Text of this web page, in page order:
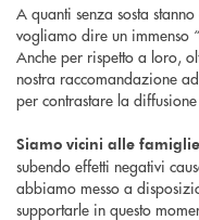
A quanti senza sosta
vogliamo dire un immenso
Anche per rispetto a loro,
nostra raccomandazione
per contrastare la
Siamo vicini alle
subendo effetti negativi
abbiamo messo a
supportarle in questo